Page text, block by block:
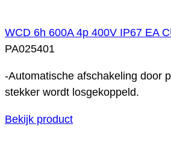
WCD 6h 600A 4p 400V IP67 EA
PA025401
-Automatische afschakeling door
stekker wordt losgekoppeld.
Bekijk product